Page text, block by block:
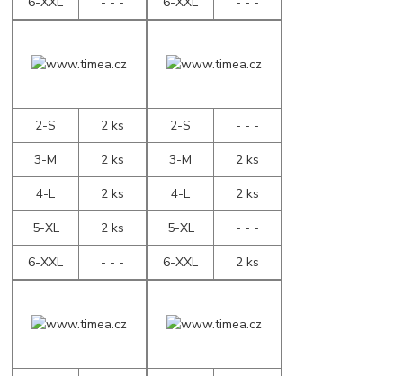
2-S
2 ks
3-M
2 ks
4-L
2 ks
5-XL
2 ks
6-XXL
- - -
2-S
- - -
3-M
2 ks
4-L
2 ks
5-XL
- - -
6-XXL
2 ks